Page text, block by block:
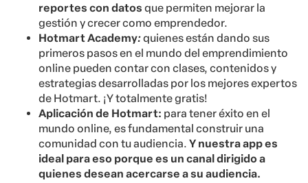
reportes con datos que permiten mejorar la
gestión y crecer como emprendedor.
Hotmart Academy:quienes están dando sus
primeros pasos en el mundo del emprendimiento
online pueden contar con clases, contenidos y
estrategias desarrolladas por los mejores expertos
de Hotmart. ¡Y totalmente gratis!
Aplicación de Hotmart: para tener éxito en el
mundo online, es fundamental construir una
comunidad con tu audiencia. Y nuestra app es
ideal para eso porque es un canal dirigido a
quienes desean acercarse a su audiencia.